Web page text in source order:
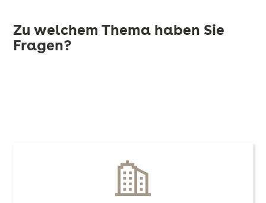
Zu welchem Thema haben Sie
Fragen?